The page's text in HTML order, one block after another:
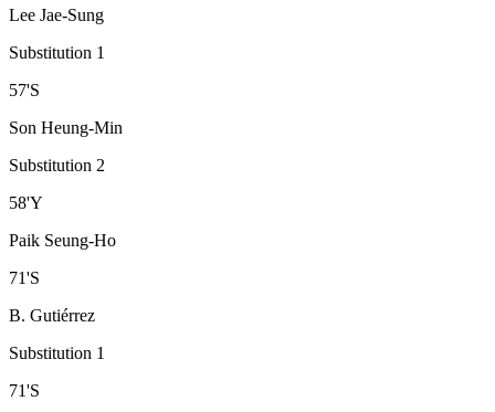
Lee Jae-Sung
Substitution 1
57'S
Son Heung-Min
Substitution 2
58'Y
Paik Seung-Ho
71'S
B. Gutiérrez
Substitution 1
71'S